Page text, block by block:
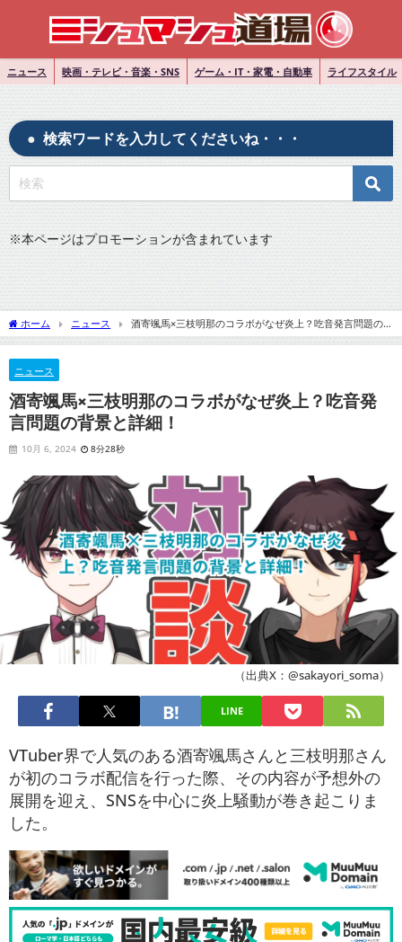
ニュース 映画・テレビ・音楽・SNS ゲーム・IT・家電・自動車 ライフスタイル
検索ワードを入力してくださいね・・・
※本ページはプロモーションが含まれています
ホーム ニュース
酒寄颯馬×三枝明那のコラボがなぜ炎上？吃音発言問題の
背景と詳細！
ニュース
酒寄颯馬×三枝明那のコラボがなぜ炎上？吃音発
言問題の背景と詳細！
10月 6, 2024 8分28秒
（出典X：@sakayori_soma）
LINE
VTuber界で人気のある酒寄颯馬さんと三枝明那さん
が初のコラボ配信を行った際、その内容が予想外の
展開を迎え、SNSを中心に炎上騒動が巻き起こりま
した。